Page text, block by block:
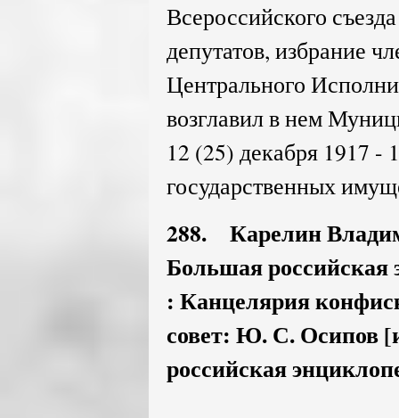
Всероссийского
депутатов, избрание
Центрального
возглавил в нем
12 (25) декабря 1917 -
государственных
288. Карелин
Большая российская
: Канцелярия
совет: Ю. С. Осипов
российская